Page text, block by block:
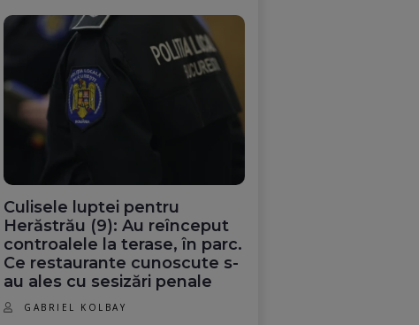
Culisele luptei pentru
Herăstrău (9): Au reînceput
controalele la terase, în parc.
Ce restaurante cunoscute s-
au ales cu sesizări penale
GABRIEL KOLBAY